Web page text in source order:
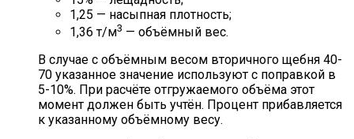
1,25 — насыпная плотность;
1,36 т/м3 — объёмный вес.
В случае с объёмным весом вторичного щебня 40-
70 указанное значение используют с поправкой в
5-10%. При расчёте отгружаемого объёма этот
момент должен быть учтён. Процент прибавляется
к указанному объёмному весу.